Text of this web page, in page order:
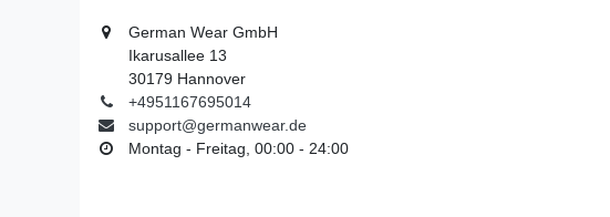
German Wear GmbH
Ikarusallee 13
30179 Hannover
+4951167695014
support@germanwear.de
Montag - Freitag, 00:00 - 24:00